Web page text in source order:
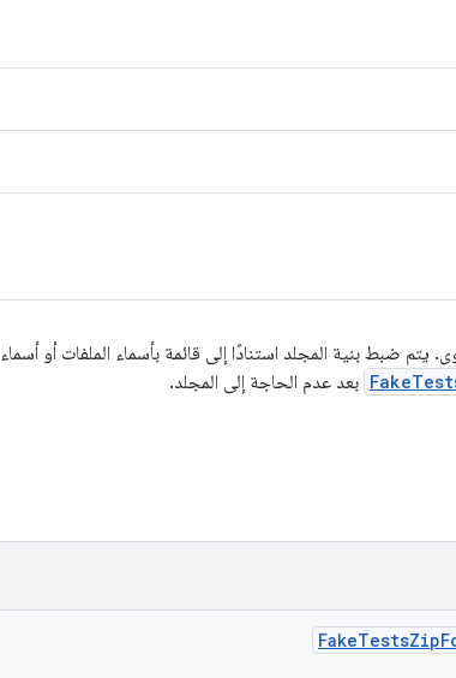
ضبط بنية المجلد استنادًا إلى قائمة بأسماء الملفات أو أسماء
بعد عدم الحاجة إلى المجلد.
FakeTestsZip